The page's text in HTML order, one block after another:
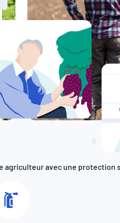
agriculteur avec une protection